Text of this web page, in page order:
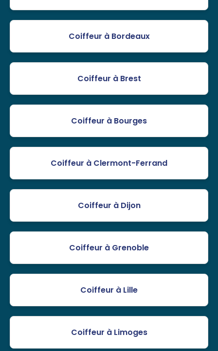
Coiffeur à Bordeaux
Coiffeur à Brest
Coiffeur à Bourges
Coiffeur à Clermont-Ferrand
Coiffeur à Dijon
Coiffeur à Grenoble
Coiffeur à Lille
Coiffeur à Limoges